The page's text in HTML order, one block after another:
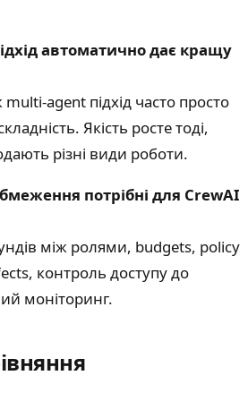
автоматично дає кращу
agent підхід часто просто
Якість росте тоді,
різні види роботи.
потрібні для CrewAI
між ролями, budgets, policy
контроль доступу до
моніторинг.